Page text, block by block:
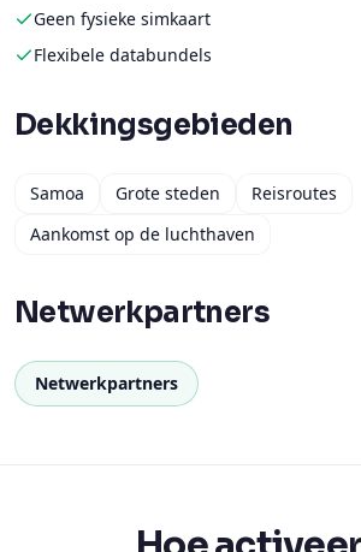
Geen fysieke simkaart
Flexibele databundels
Dekkingsgebieden
Samoa Grote steden
Reisroutes
Aankomst op de luchthaven
Netwerkpartners
Netwerkpartners